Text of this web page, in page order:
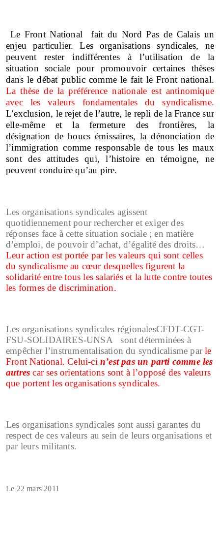
Le Front National fait du Nord Pas de Calais un
enjeu particulier.
Les organisations syndicales, ne
peuvent rester indifférentes à l’utilisation de la
situation sociale pour promouvoir certaines thèses
dans le débat public comme le fait le Front national.
La thèse de la préférence nationale est antinomique
avec les valeurs fondamentales du syndicalisme.
L’exclusion, le rejet de l’autre, le repli de la France sur
elle-même et la fermeture des frontières, la
désignation de boucs émissaires, la dénonciation de
l’immigration comme responsable de tous les maux
sont des attitudes qui, l’histoire en témoigne, ne
peuvent conduire qu’au pire.
Les organisations syndicales agissent
quotidiennement pour rechercher et exiger des
réponses face à cette situation sociale ; en matière
d’emploi, de pouvoir d’achat, d’égalité des droits…
Leur action est portée par les valeurs qui sont celles
du syndicalisme au cœur desquelles figurent la
solidarité entre tous les salariés et la lutte contre toutes
les formes de discrimination.
Les organisations syndicales régionalesCFDT-CGT-
FSU-SOLIDAIRES-UNSA sont déterminées à
empêcher l’instrumentalisation du syndicalisme parle
Front National. Celui-ci n’est pas un parti comme les
autres car ses orientations sont à l’opposé des valeurs
que portent les organisations syndicales.
Les organisations syndicales sont aussi garantes du
respect de ces valeurs au sein de leurs organisations et
par leurs militants.
Le 22 mars 2011